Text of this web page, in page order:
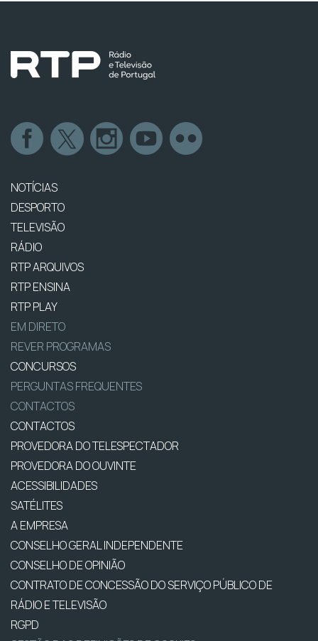
NOTÍCIAS
DESPORTO
TELEVISÃO
RÁDIO
RTP ARQUIVOS
RTP ENSINA
RTP PLAY
EM DIRETO
REVER PROGRAMAS
CONCURSOS
PERGUNTAS FREQUENTES
CONTACTOS
CONTACTOS
PROVEDORA DO TELESPECTADOR
PROVEDORA DO OUVINTE
ACESSIBILIDADES
SATÉLITES
A EMPRESA
CONSELHO GERAL INDEPENDENTE
CONSELHO DE OPINIÃO
CONTRATO DE CONCESSÃO DO SERVIÇO PÚBLICO DE
RÁDIO E TELEVISÃO
RGPD